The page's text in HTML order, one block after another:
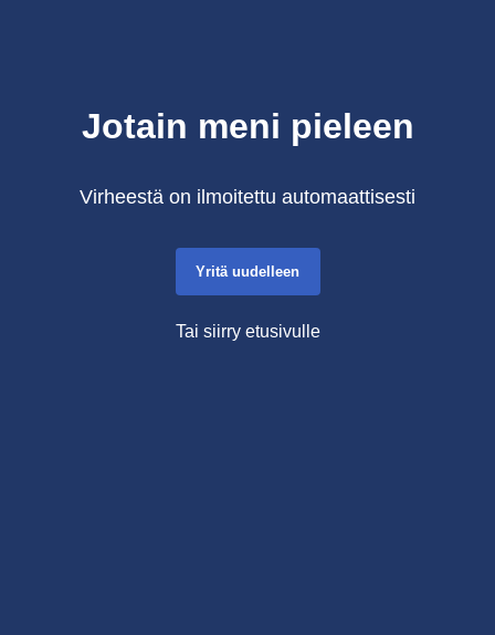
Jotain meni pieleen
Virheestä on ilmoitettu automaattisesti
Yritä uudelleen
Tai siirry etusivulle